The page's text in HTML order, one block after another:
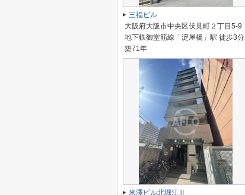
三福ビル
大阪府大阪市中央区伏見町２丁目5-9
地下鉄御堂筋線「淀屋橋」駅 徒歩3分
築71年
米澤ビル北堀江Ⅱ